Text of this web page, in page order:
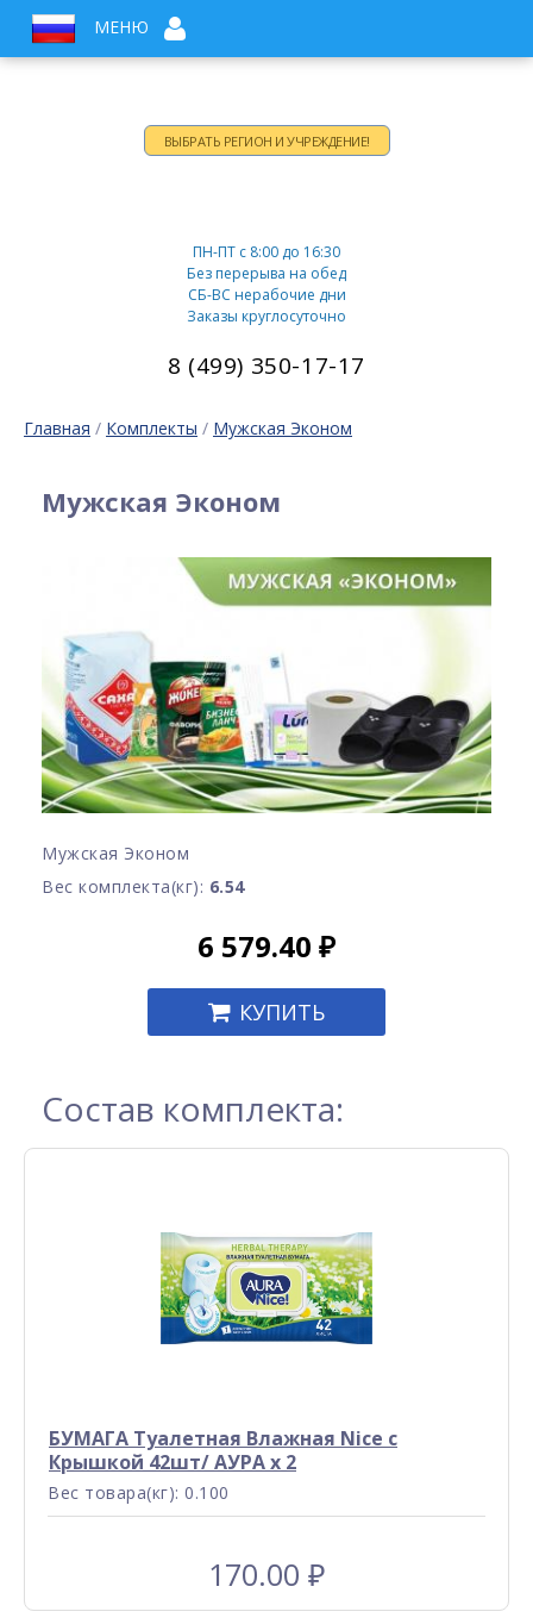
МЕНЮ
ВЫБРАТЬ РЕГИОН И УЧРЕЖДЕНИЕ!
ПН-ПТ c 8:00 до 16:30
Без перерыва на обед
СБ-ВС нерабочие дни
Заказы круглосуточно
8 (499) 350-17-17
Главная / Комплекты / Мужская Эконом
Мужская Эконом
Мужская Эконом
Вес комплекта(кг): 6.54
6 579.40 ₽
КУПИТЬ
Состав комплекта:
БУМАГА Туалетная Влажная Nice с
Крышкой 42шт/ АУРА x 2
Вес товара(кг): 0.100
170.00 ₽